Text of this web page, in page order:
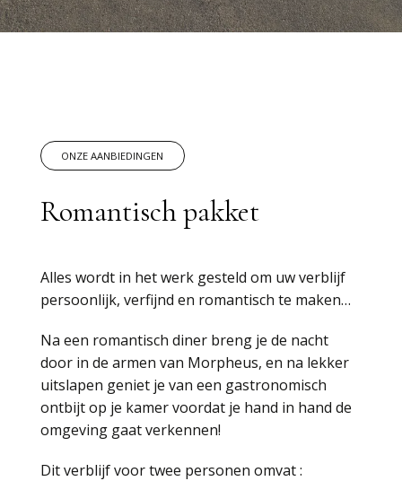
ONZE AANBIEDINGEN
Romantisch pakket
Alles wordt in het werk gesteld om uw verblijf
persoonlijk, verfijnd en romantisch te maken…
Na een romantisch diner breng je de nacht
door in de armen van Morpheus, en na lekker
uitslapen geniet je van een gastronomisch
ontbijt op je kamer voordat je hand in hand de
omgeving gaat verkennen!
Dit verblijf voor twee personen omvat :